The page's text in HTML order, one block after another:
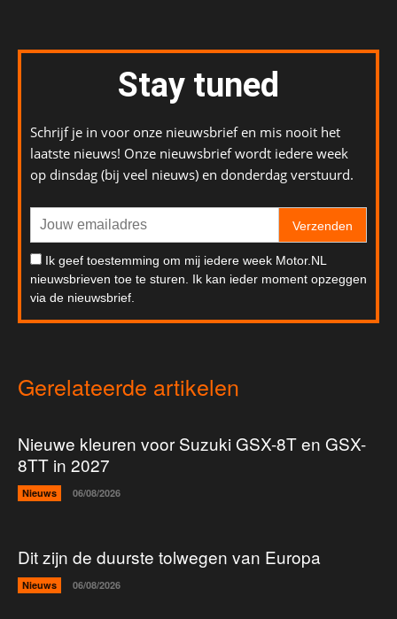
Stay tuned
Schrijf je in voor onze nieuwsbrief en mis nooit het
laatste nieuws! Onze nieuwsbrief wordt iedere week
op dinsdag (bij veel nieuws) en donderdag verstuurd.
Verzenden
Ik geef toestemming om mij iedere week Motor.NL
nieuwsbrieven toe te sturen. Ik kan ieder moment opzeggen
via de nieuwsbrief.
Gerelateerde artikelen
Nieuwe kleuren voor Suzuki GSX-8T en GSX-
8TT in 2027
Nieuws 06/08/2026
Dit zijn de duurste tolwegen van Europa
Nieuws 06/08/2026